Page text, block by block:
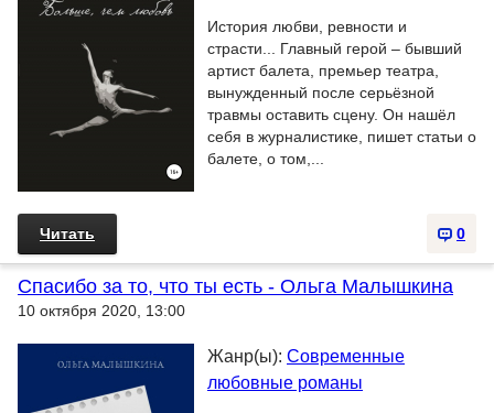
История любви, ревности и
страсти... Главный герой – бывший
артист балета, премьер театра,
вынужденный после серьёзной
травмы оставить сцену. Он нашёл
себя в журналистике, пишет статьи о
балете, о том,...
0
Читать
Спасибо за то, что ты есть - Ольга Малышкина
10 октября 2020, 13:00
Жанр(ы): Современные
любовные романы